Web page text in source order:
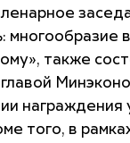
многообразие
также
награждения
того, в